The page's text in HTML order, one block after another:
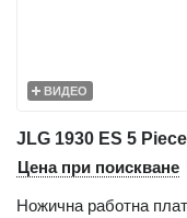
ВИДЕО
JLG 1930 ES 5
Цена при поискване
Ножична работна